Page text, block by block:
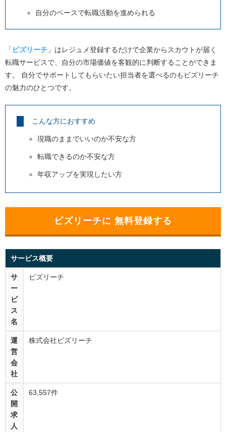
自分のペースで転職活動を進められる
「 ビズリーチ」はレジュメ登録するだけで企業からスカウトが届く
転職サービスで、自分の市場価値を客観的に判断することができま
す。
自分でサポートしてもらいたい担当者を選べるのもビズリーチ
の魅力のひとつです。
こんな方におすすめ
現職のままでいいのか不安な方
転職できるのか不安な方
年収アップを実現したい方
ビズリーチに 無料登録する
サービス概要
サ
ー
ビ
ス
名
ビズリーチ
運
営
会
社
株式会社ビズリーチ
公
開
求
人
63,557件